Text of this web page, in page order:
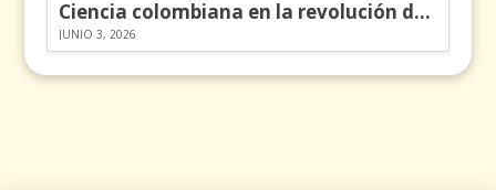
Ciencia colombiana en la revolución de los órganos en chips
JUNIO 3, 2026